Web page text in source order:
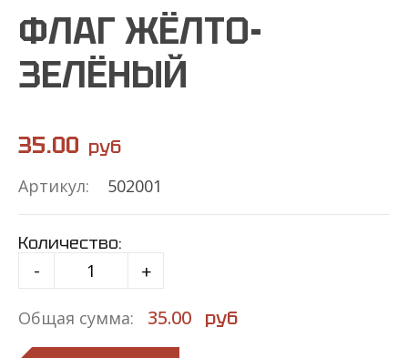
ФЛАГ ЖЁЛТО-
ЗЕЛЁНЫЙ
35.00 руб
Артикул: 502001
Количество:
-
+
Общая сумма: 35.00 руб